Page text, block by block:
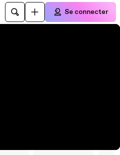
Se connecter